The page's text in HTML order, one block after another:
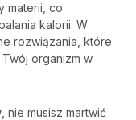
materii, co
kalorii. W
rozwiązania, które
organizm w
, nie musisz martwić